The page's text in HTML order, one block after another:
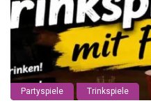
Partyspiele Trinkspiele